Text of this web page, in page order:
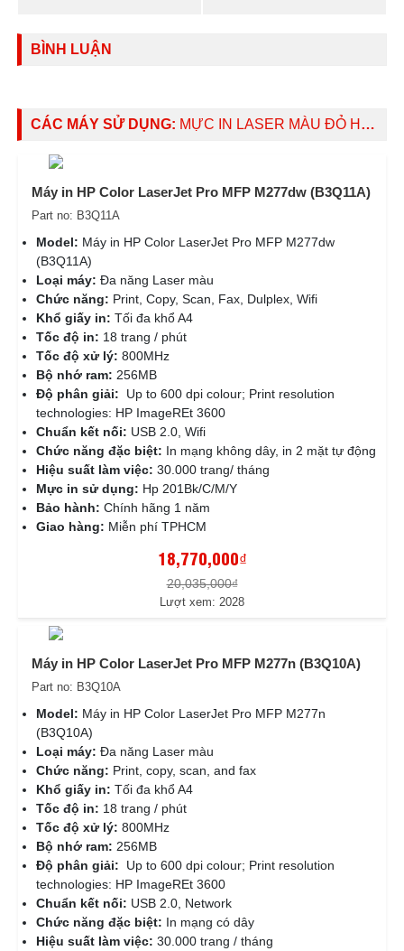
BÌNH LUẬN
CÁC MÁY SỬ DỤNG: MỰC IN LASER MÀU ĐỎ HP 201A MAGENTA ORIGINAL LASERJET TONER CARTRIDGE (CF403A)
Máy in HP Color LaserJet Pro MFP M277dw (B3Q11A)
Part no: B3Q11A
Model: Máy in HP Color LaserJet Pro MFP M277dw
(B3Q11A)
Loại máy: Đa năng Laser màu
Chức năng: Print, Copy, Scan, Fax, Dulplex, Wifi
Khổ giấy in: Tối đa khổ A4
Tốc độ in: 18 trang / phút
Tốc độ xử lý: 800MHz
Bộ nhớ ram: 256MB
Độ phân giải: Up to 600 dpi colour; Print resolution
technologies: HP ImageREt 3600
Chuẩn kết nối: USB 2.0, Wifi
Chức năng đặc biệt: In mạng không dây, in 2 mặt tự động
Hiệu suất làm việc: 30.000 trang/ tháng
Mực in sử dụng: Hp 201Bk/C/M/Y
Bảo hành: Chính hãng 1 năm
Giao hàng: Miễn phí TPHCM
18,770,000₫
20,035,000₫
Lượt xem: 2028
Máy in HP Color LaserJet Pro MFP M277n (B3Q10A)
Part no: B3Q10A
Model: Máy in HP Color LaserJet Pro MFP M277n
(B3Q10A)
Loại máy: Đa năng Laser màu
Chức năng: Print, copy, scan, and fax
Khổ giấy in: Tối đa khổ A4
Tốc độ in: 18 trang / phút
Tốc độ xử lý: 800MHz
Bộ nhớ ram: 256MB
Độ phân giải: Up to 600 dpi colour; Print resolution
technologies: HP ImageREt 3600
Chuẩn kết nối: USB 2.0, Network
Chức năng đặc biệt: In mạng có dây
Hiệu suất làm việc: 30.000 trang / tháng